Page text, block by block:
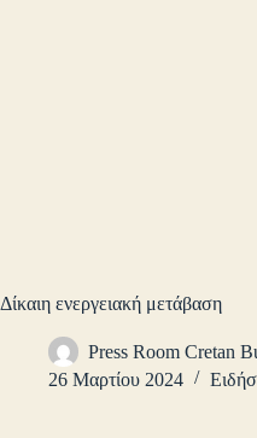
Δίκαιη ενεργειακή μετάβαση
Press Room Cretan
26 Μαρτίου 2024